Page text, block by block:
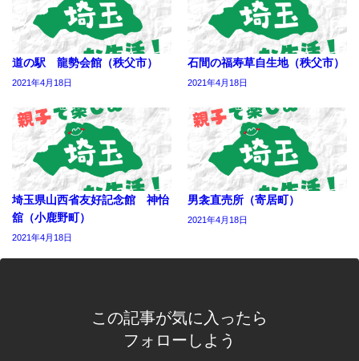
道の駅 龍勢会館（秩父市）
2021年4月18日
石間の福寿草自生地（秩父市）
2021年4月18日
埼玉県山西省友好記念館 神怡
舘（小鹿野町）
2021年4月18日
男衾直売所（寄居町）
2021年4月18日
この記事が気に入ったら
フォローしよう